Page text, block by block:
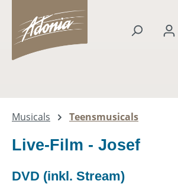
springen
Musicals Teensmusicals
Live-Film - Josef
DVD (inkl. Stream)